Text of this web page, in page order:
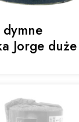
dymne
Jorge duże